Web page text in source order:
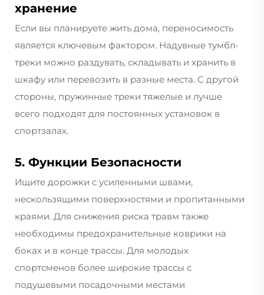
хранение
Если вы планируете жить дома, переносимость
является ключевым фактором. Надувные тумбл-
треки можно раздувать, складывать и хранить в
шкафу или перевозить в разные места. С другой
стороны, пружинные треки тяжелые и лучше
всего подходят для постоянных установок в
спортзалах.
5. Функции Безопасности
Ищите дорожки с усиленными швами,
нескользящими поверхностями и пропитанными
краями. Для снижения риска травм также
необходимы предохранительные коврики на
боках и в конце трассы. Для молодых
спортсменов более широкие трассы с
подушевыми посадочными местами